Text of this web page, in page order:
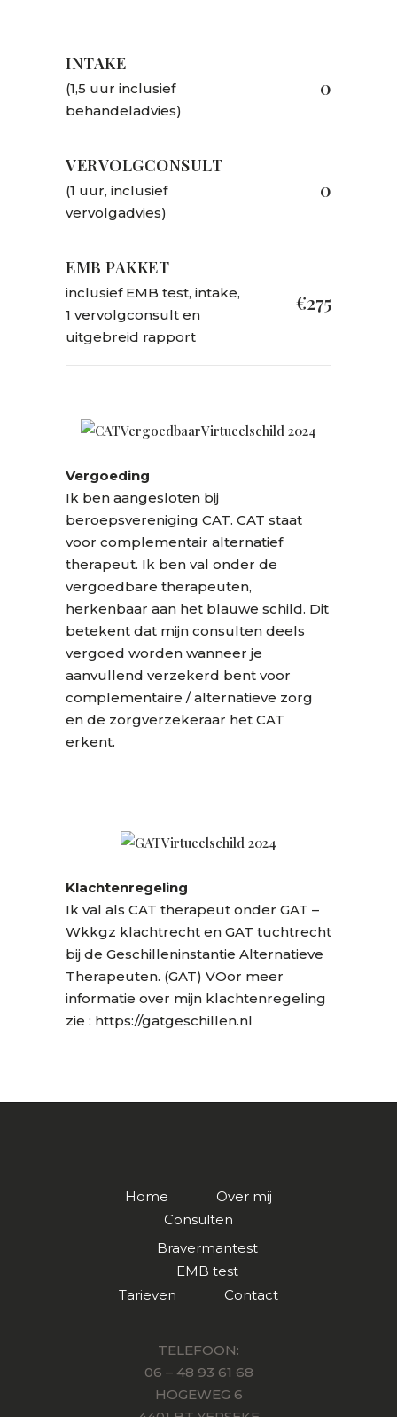
INTAKE
(1,5 uur inclusief
behandeladvies)
0
VERVOLGCONSULT
(1 uur, inclusief
vervolgadvies)
0
EMB PAKKET
inclusief EMB test, intake,
1 vervolgconsult en
uitgebreid rapport
€275
Vergoeding
Ik ben aangesloten bij
beroepsvereniging CAT. CAT staat
voor complementair alternatief
therapeut. Ik ben val onder de
vergoedbare therapeuten,
herkenbaar aan het blauwe schild. Dit
betekent dat mijn consulten deels
vergoed worden wanneer je
aanvullend verzekerd bent voor
complementaire / alternatieve zorg
en de zorgverzekeraar het CAT
erkent.
Klachtenregeling
Ik val als CAT therapeut onder GAT –
Wkkgz klachtrecht en GAT tuchtrecht
bij de Geschilleninstantie Alternatieve
Therapeuten. (GAT) VOor meer
informatie over mijn klachtenregeling
zie : https://gatgeschillen.nl
Home
Over mij
Consulten
Bravermantest
EMB test
Tarieven
Contact
TELEFOON:
06 – 48 93 61 68
HOGEWEG 6